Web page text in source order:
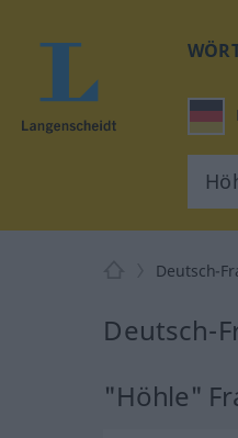
Deutsch-
Deutsch-
"Höhle"